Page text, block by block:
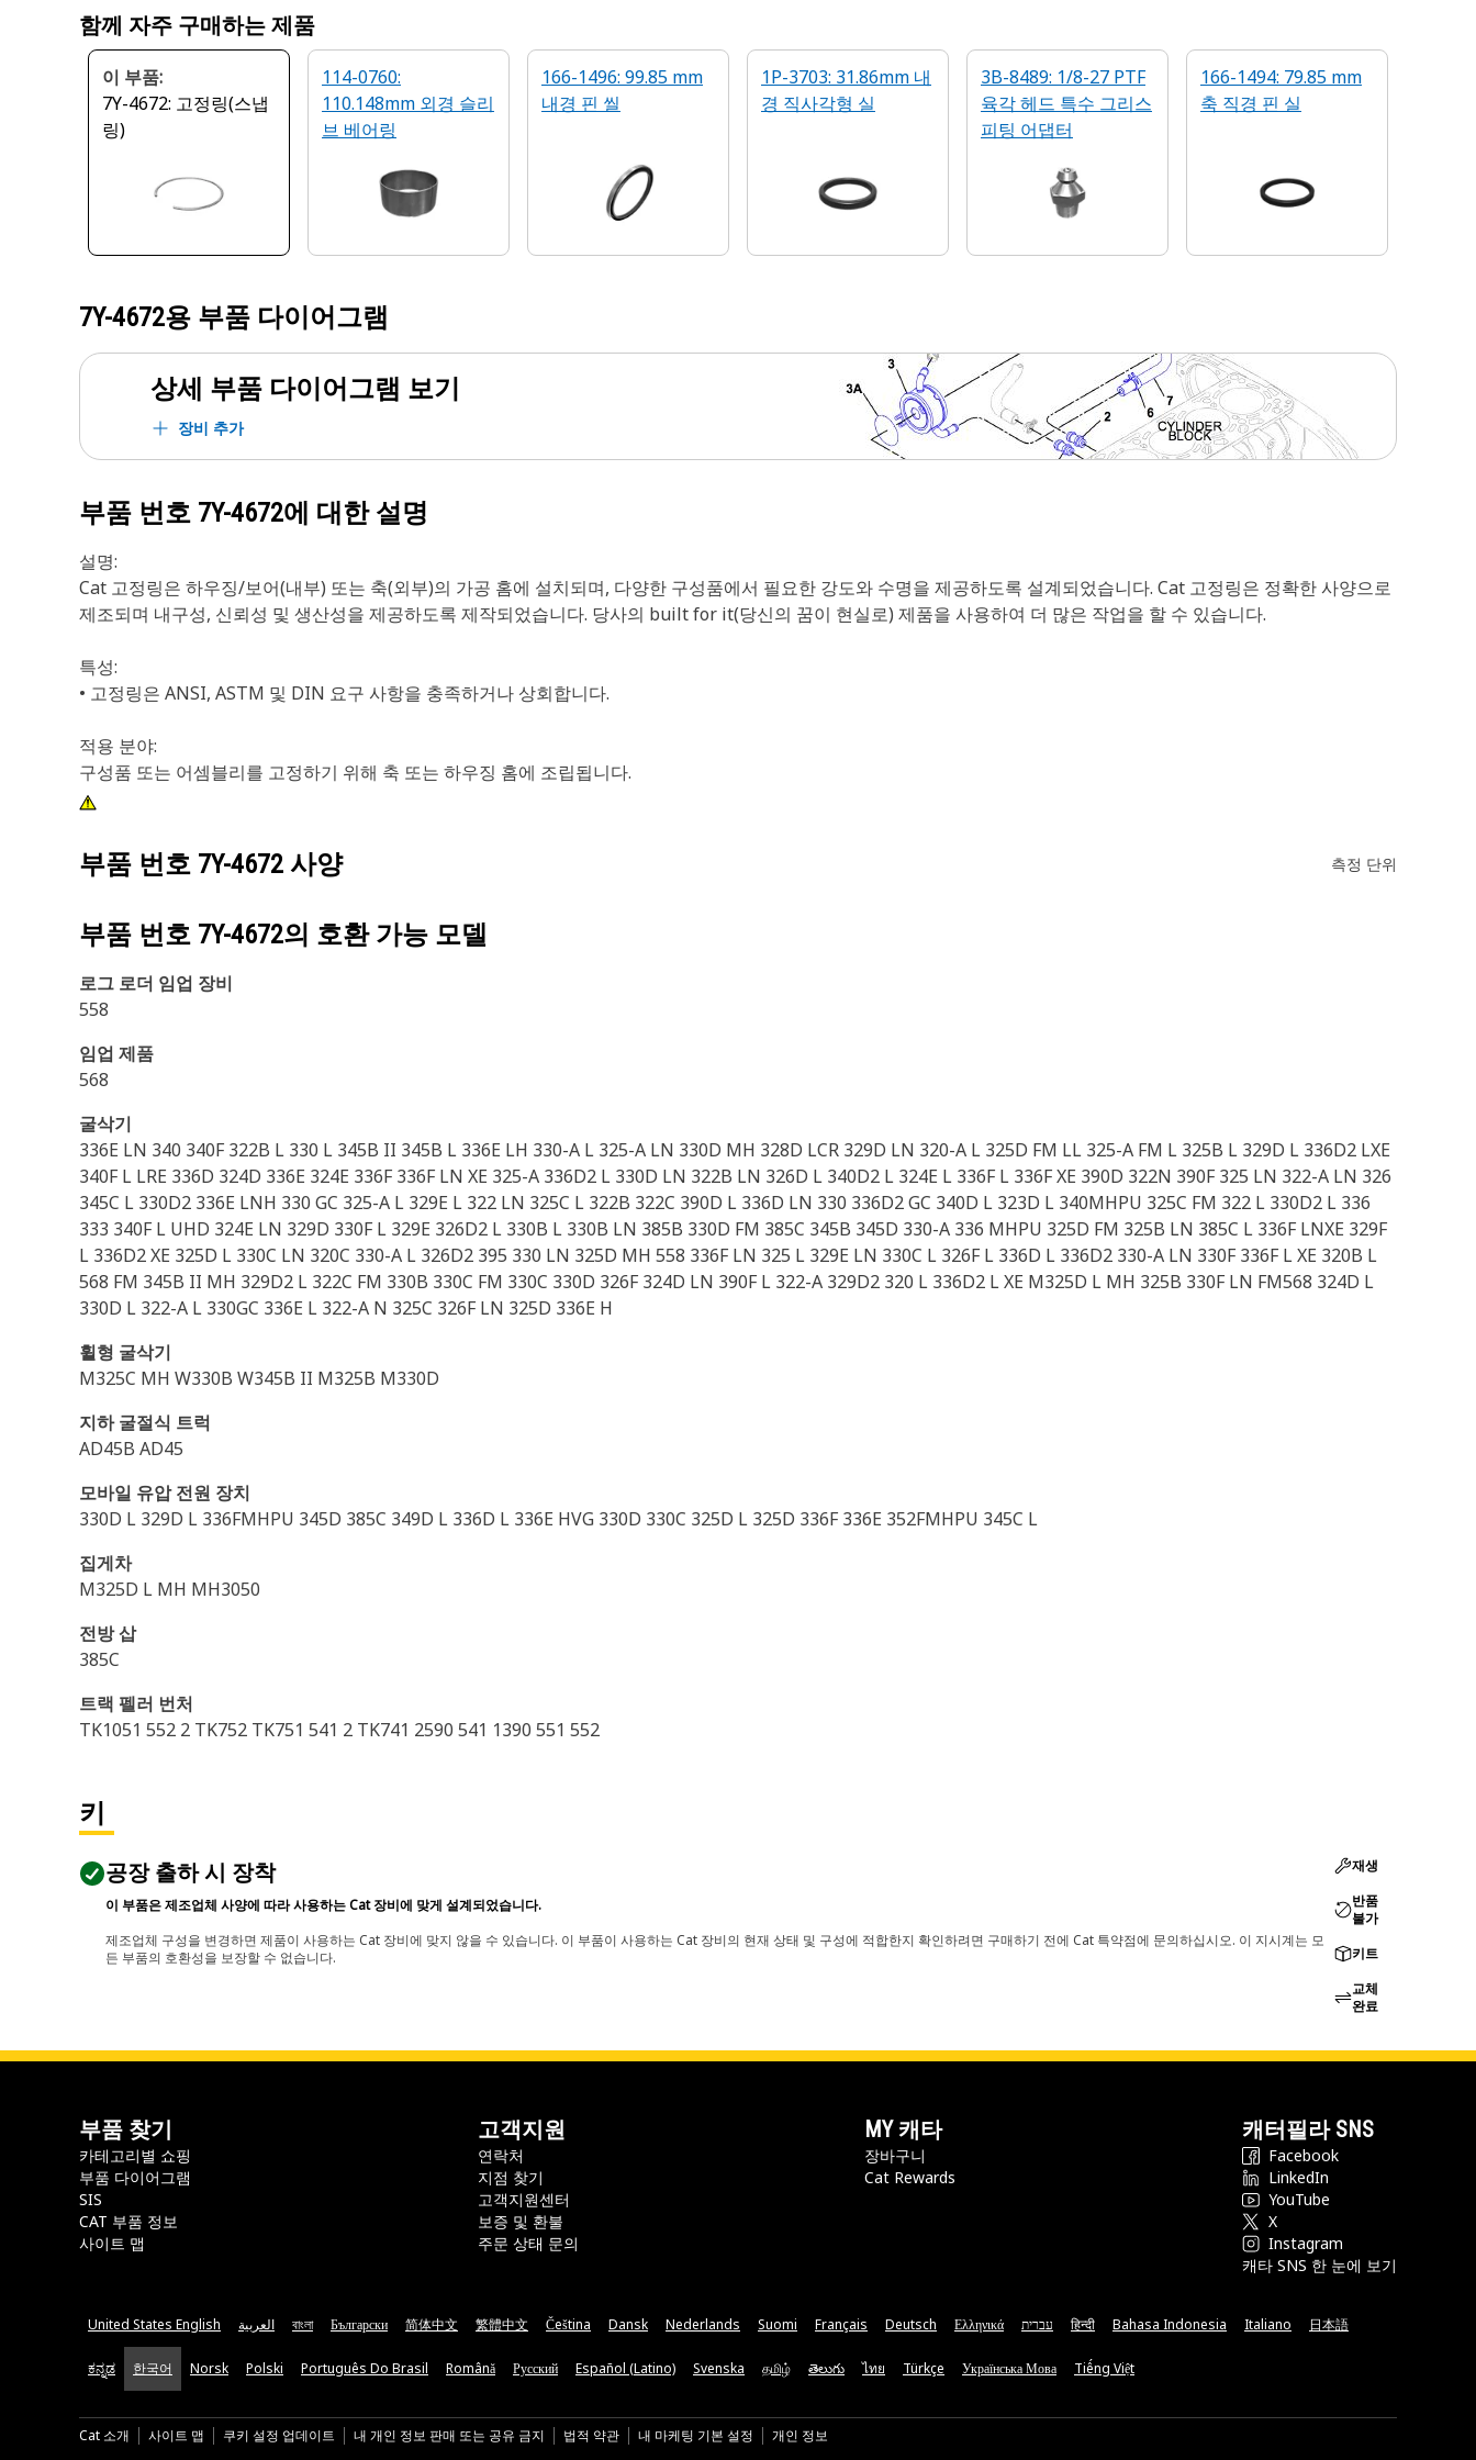
함께 자주 구매하는 제품
이 부품:
7Y-4672: 고정링(스냅
링)
114-0760:
110.148mm 외경 슬리
브 베어링
166-1496: 99.85 mm
내경 핀 씰
1P-3703: 31.86mm 내
경 직사각형 실
3B-8489: 1/8-27 PTF
육각 헤드 특수 그리스
피팅 어댑터
166-1494: 79.85 mm
축 직경 핀 실
7Y-4672용 부품 다이어그램
상세 부품 다이어그램 보기
장비 추가
부품 번호 7Y-4672에 대한 설명
설명:
Cat 고정링은 하우징/보어(내부) 또는 축(외부)의 가공 홈에 설치되며, 다양한 구성품에서 필요한 강도와 수명을 제공하도록 설계되었습니다. Cat 고정링은 정확한 사양으로
제조되며 내구성, 신뢰성 및 생산성을 제공하도록 제작되었습니다. 당사의 built for it(당신의 꿈이 현실로) 제품을 사용하여 더 많은 작업을 할 수 있습니다.
특성:
• 고정링은 ANSI, ASTM 및 DIN 요구 사항을 충족하거나 상회합니다.
적용 분야:
구성품 또는 어셈블리를 고정하기 위해 축 또는 하우징 홈에 조립됩니다.
부품 번호 7Y-4672 사양 측정 단위
부품 번호 7Y-4672의 호환 가능 모델
로그 로더 임업 장비
558
임업 제품
568
굴삭기
336E LN 340 340F 322B L 330 L 345B II 345B L 336E LH 330-A L 325-A LN 330D MH 328D LCR 329D LN 320-A L 325D FM LL 325-A FM L 325B L 329D L 336D2 LXE
340F L LRE 336D 324D 336E 324E 336F 336F LN XE 325-A 336D2 L 330D LN 322B LN 326D L 340D2 L 324E L 336F L 336F XE 390D 322N 390F 325 LN 322-A LN 326
345C L 330D2 336E LNH 330 GC 325-A L 329E L 322 LN 325C L 322B 322C 390D L 336D LN 330 336D2 GC 340D L 323D L 340MHPU 325C FM 322 L 330D2 L 336
333 340F L UHD 324E LN 329D 330F L 329E 326D2 L 330B L 330B LN 385B 330D FM 385C 345B 345D 330-A 336 MHPU 325D FM 325B LN 385C L 336F LNXE 329F
L 336D2 XE 325D L 330C LN 320C 330-A L 326D2 395 330 LN 325D MH 558 336F LN 325 L 329E LN 330C L 326F L 336D L 336D2 330-A LN 330F 336F L XE 320B L
568 FM 345B II MH 329D2 L 322C FM 330B 330C FM 330C 330D 326F 324D LN 390F L 322-A 329D2 320 L 336D2 L XE M325D L MH 325B 330F LN FM568 324D L
330D L 322-A L 330GC 336E L 322-A N 325C 326F LN 325D 336E H
휠형 굴삭기
M325C MH W330B W345B II M325B M330D
지하 굴절식 트럭
AD45B AD45
모바일 유압 전원 장치
330D L 329D L 336FMHPU 345D 385C 349D L 336D L 336E HVG 330D 330C 325D L 325D 336F 336E 352FMHPU 345C L
집게차
M325D L MH MH3050
전방 삽
385C
트랙 펠러 번처
TK1051 552 2 TK752 TK751 541 2 TK741 2590 541 1390 551 552
키
공장 출하 시 장착
이 부품은 제조업체 사양에 따라 사용하는 Cat 장비에 맞게 설계되었습니다.
제조업체 구성을 변경하면 제품이 사용하는 Cat 장비에 맞지 않을 수 있습니다. 이 부품이 사용하는 Cat 장비의 현재 상태 및 구성에 적합한지 확인하려면 구매하기 전에 Cat 특약점에 문의하십시오. 이 지시계는 모
든 부품의 호환성을 보장할 수 없습니다.
재생
반품
불가
키트
교체
완료
부품 찾기
카테고리별 쇼핑
부품 다이어그램
SIS
CAT 부품 정보
사이트 맵
고객지원
연락처
지점 찾기
고객지원센터
보증 및 환불
주문 상태 문의
MY 캐타
장바구니
Cat Rewards
캐터필라 SNS
Facebook
LinkedIn
YouTube
X
Instagram
캐타 SNS 한 눈에 보기
United States English العربية বাংলা Български 简体中文 繁體中文 Čeština Dansk Nederlands Suomi Français Deutsch Ελληνικά עברית हिन्दी Bahasa Indonesia Italiano 日本語
ಕನ್ನಡ 한국어 Norsk Polski Português Do Brasil Română Русский Español (Latino) Svenska தமிழ் తెలుగు ไทย Türkçe Українська Мова Tiếng Việt
Cat 소개 사이트 맵 쿠키 설정 업데이트 내 개인 정보 판매 또는 공유 금지 법적 약관 내 마케팅 기본 설정 개인 정보